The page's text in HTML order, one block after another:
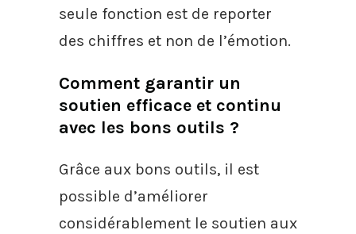
seule fonction est de reporter
des chiffres et non de l’émotion.
Comment garantir un
soutien efficace et continu
avec les bons outils ?
Grâce aux bons outils, il est
possible d’améliorer
considérablement le soutien aux